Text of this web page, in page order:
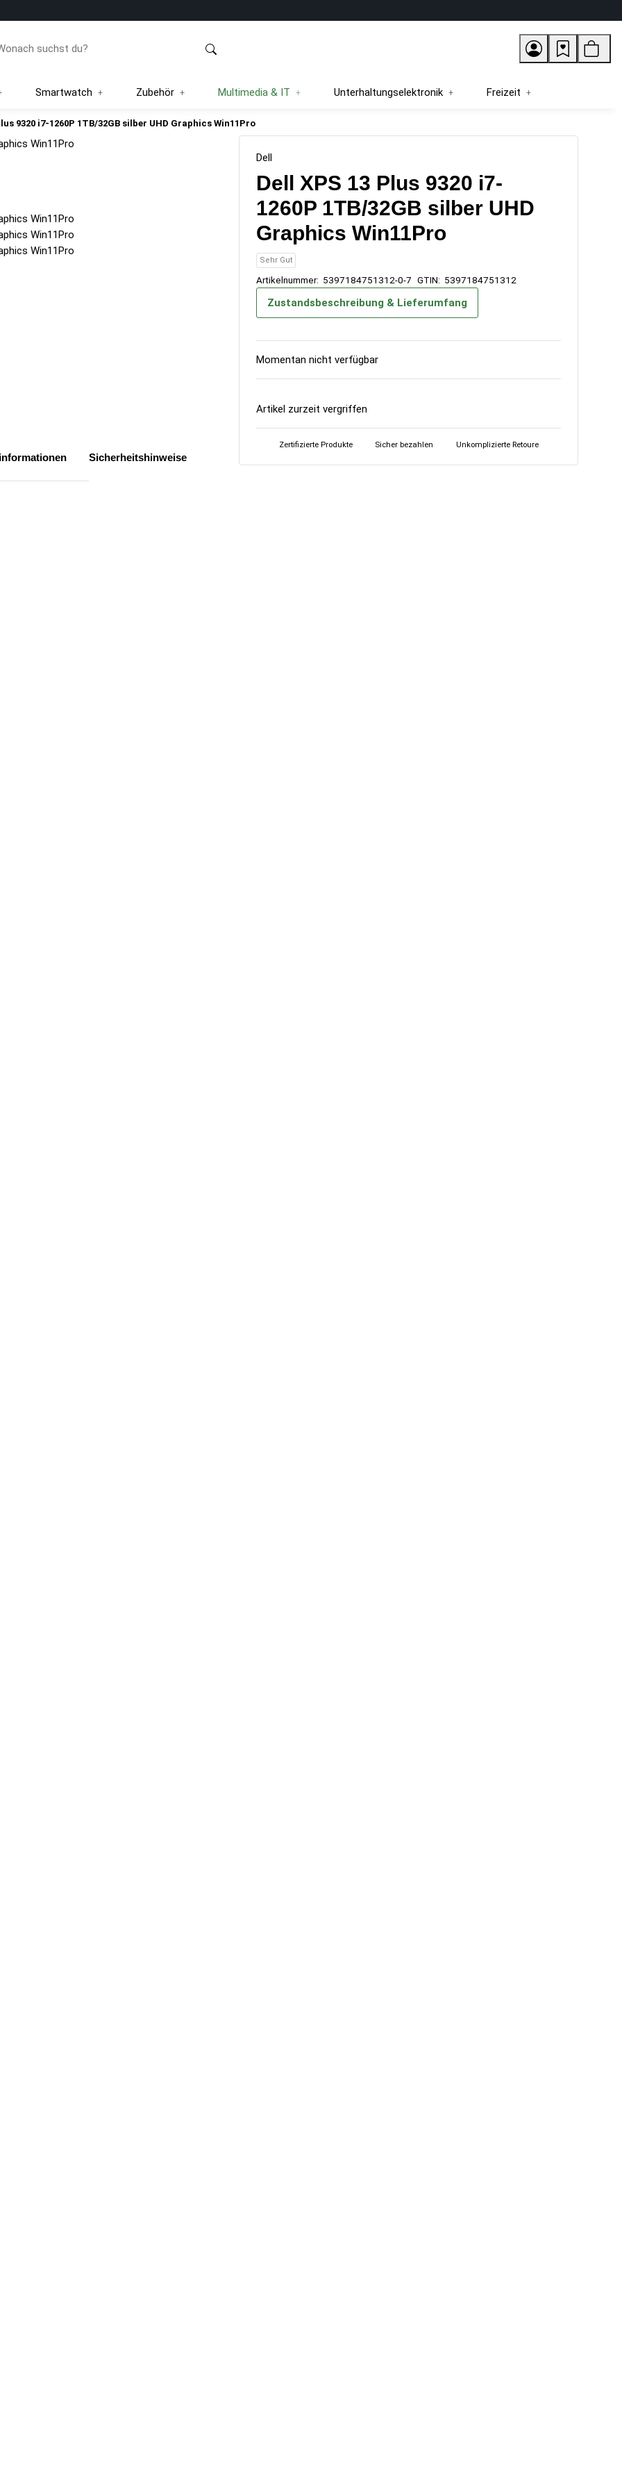
Smartwatch Zubehör Multimedia & IT Unterhaltungselektronik Freizeit
9320 i7-1260P 1TB/32GB silber UHD Graphics Win11Pro
Dell
Dell XPS 13 Plus 9320 i7-
1260P 1TB/32GB silber UHD
Graphics Win11Pro
Sehr Gut
Artikelnummer: 5397184751312-0-7 GTIN: 5397184751312
Zustandsbeschreibung & Lieferumfang
Momentan nicht verfügbar
Artikel zurzeit vergriffen
Zertifizierte Produkte Sicher bezahlen Unkomplizierte Retoure
Sicherheitshinweise